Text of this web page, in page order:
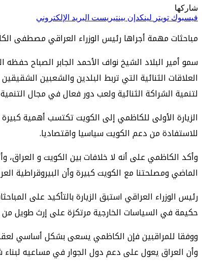
شاركها
فيسبوك تويتر لينكدإن بينتيريست البريد الإلكتروني
مباحثات مهمة أجراها رئيس الوزراء العراقي مصطفى
سمو أمير البلاد الشيخ نواف الأحمد الجابر الصباح
العلاقات الثنائية التي تربط البلدين والشعبين
لتنمية الشراكة الثنائية ولعب دور فعال في مجال
الزيارة الأولى للكاظمي إلى الكويت تكتسب أهمية
للاستفادة من دعم الكويت سياسيا واقتصاديا.
وأكد الكاظمي على أنه لا خلافات بين الكويت و العراق،
الماضي ومصلحتنا مع الكويت كبيرة وأن البيروقراطية
رئيس الوزراء العراقي استبق الزيارة بالتأكيد على
حكيمة في السياسات الخارجية مرتكزة على إرث طويل من
ووفقا للمراقبين فإن الكاظمي يسعى بشكل أساسي
وأن العراق يعول على دعم دول الجوار في مساعيه لبناء